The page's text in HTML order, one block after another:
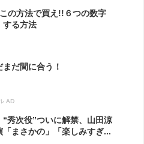
の方法で買え!!６つの数字
する方法
だ間に合う！
AD
“秀次役”ついに解禁、山田涼
「まさかの」「楽しみすぎ...